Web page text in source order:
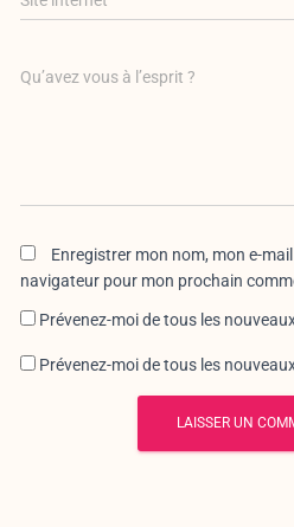
Qu’avez vous à l’esprit ?
Enregistrer mon nom, mon e-
navigateur pour mon prochain
Prévenez-moi de tous les
Prévenez-moi de tous les